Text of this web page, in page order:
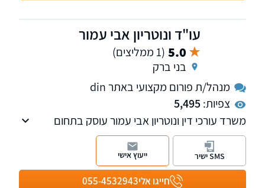
עו"ד ונוטריון אבי עמור
5.0 (1 ממליצים)
בני ברק
מנהל/ת פורום מקצועי באתר din
צפיות:5,495
משרד עורכי דין ונוטריון אבי עמור עוסק בתחום
האזרחי-מסחרי, מקרקעין ודיני עבודה ומעניק
ללקוחותיו סל שירותים שלם תחת קורת גג אחת.
חייגו אלי055-4532943
SMS ישיר ייעוץ אישי